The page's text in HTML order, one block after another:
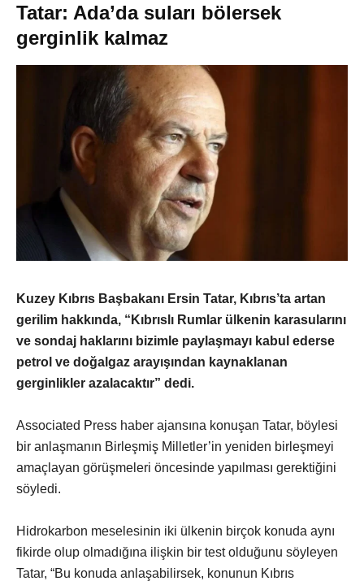
Tatar: Ada’da suları bölersek
gerginlik kalmaz
Kuzey Kıbrıs Başbakanı Ersin Tatar, Kıbrıs’ta artan
gerilim hakkında, “Kıbrıslı Rumlar ülkenin karasularını
ve sondaj haklarını bizimle paylaşmayı kabul ederse
petrol ve doğalgaz arayışından kaynaklanan
gerginlikler azalacaktır” dedi.
Associated Press haber ajansına konuşan Tatar, böylesi
bir anlaşmanın Birleşmiş Milletler’in yeniden birleşmeyi
amaçlayan görüşmeleri öncesinde yapılması gerektiğini
söyledi.
Hidrokarbon meselesinin iki ülkenin birçok konuda aynı
fikirde olup olmadığına ilişkin bir test olduğunu söyleyen
Tatar, “Bu konuda anlaşabilirsek, konunun Kıbrıs